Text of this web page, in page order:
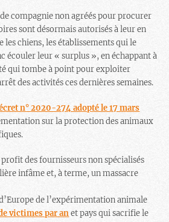
compagnie non agréés pour procurer
sont désormais autorisés à leur en
les chiens, les établissements qui le
écouler leur « surplus », en échappant à
qui tombe à point pour exploiter
des activités ces dernières semaines.
n° 2020-274 adopté le 17 mars
sur la protection des animaux
profit des fournisseurs non spécialisés
infâme et, à terme, un massacre
de l’expérimentation animale
victimes par anet pays qui sacrifie le